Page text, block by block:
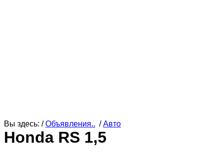
Вы здесь: /Объявления.. /Авто
Honda RS 1,5